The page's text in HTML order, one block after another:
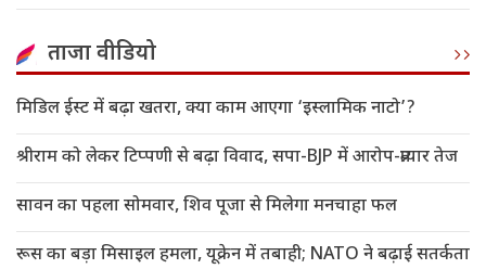
ताजा वीडियो
मिडिल ईस्ट में बढ़ा खतरा, क्या काम आएगा ‘इस्लामिक नाटो’?
श्रीराम को लेकर टिप्पणी से बढ़ा विवाद, सपा-BJP में आरोप-प्रत्यार तेज
सावन का पहला सोमवार, शिव पूजा से मिलेगा मनचाहा फल
रूस का बड़ा मिसाइल हमला, यूक्रेन में तबाही; NATO ने बढ़ाई सतर्कता